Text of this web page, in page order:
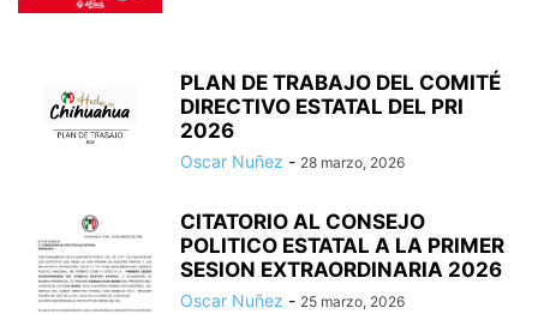
PLAN DE TRABAJO DEL COMITÉ
DIRECTIVO ESTATAL DEL PRI
2026
Oscar Nuñez - 28 marzo, 2026
CITATORIO AL CONSEJO
POLITICO ESTATAL A LA PRIMER
SESION EXTRAORDINARIA 2026
Oscar Nuñez - 25 marzo, 2026